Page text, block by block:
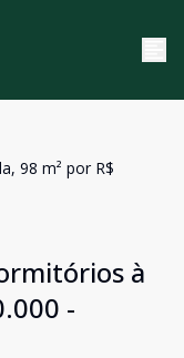
98 m² por R$
à
-